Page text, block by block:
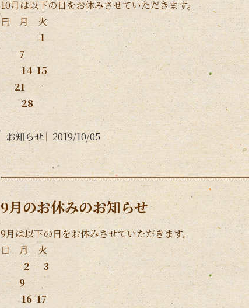
10月は以下の日をお休みさせていただきます。
日 月 火
1
7
14 15
21
28
お知らせ 2019/10/05
9月のお休みのお知らせ
9月は以下の日をお休みさせていただきます。
日 月 火
2 3
9
16 17